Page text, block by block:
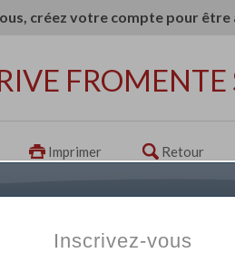
créez votre compte pour
Imprimer Retour
Inscrivez-vous